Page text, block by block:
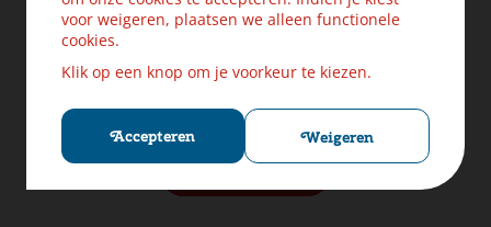
voor weigeren, plaatsen we alleen functionele
cookies.
Klik op een knop om je voorkeur te kiezen.
Accepteren Weigeren
Levering & Verzendinformatie
Ruilen & Retourneren
Klachten? Laat ons helpen!
Cookies